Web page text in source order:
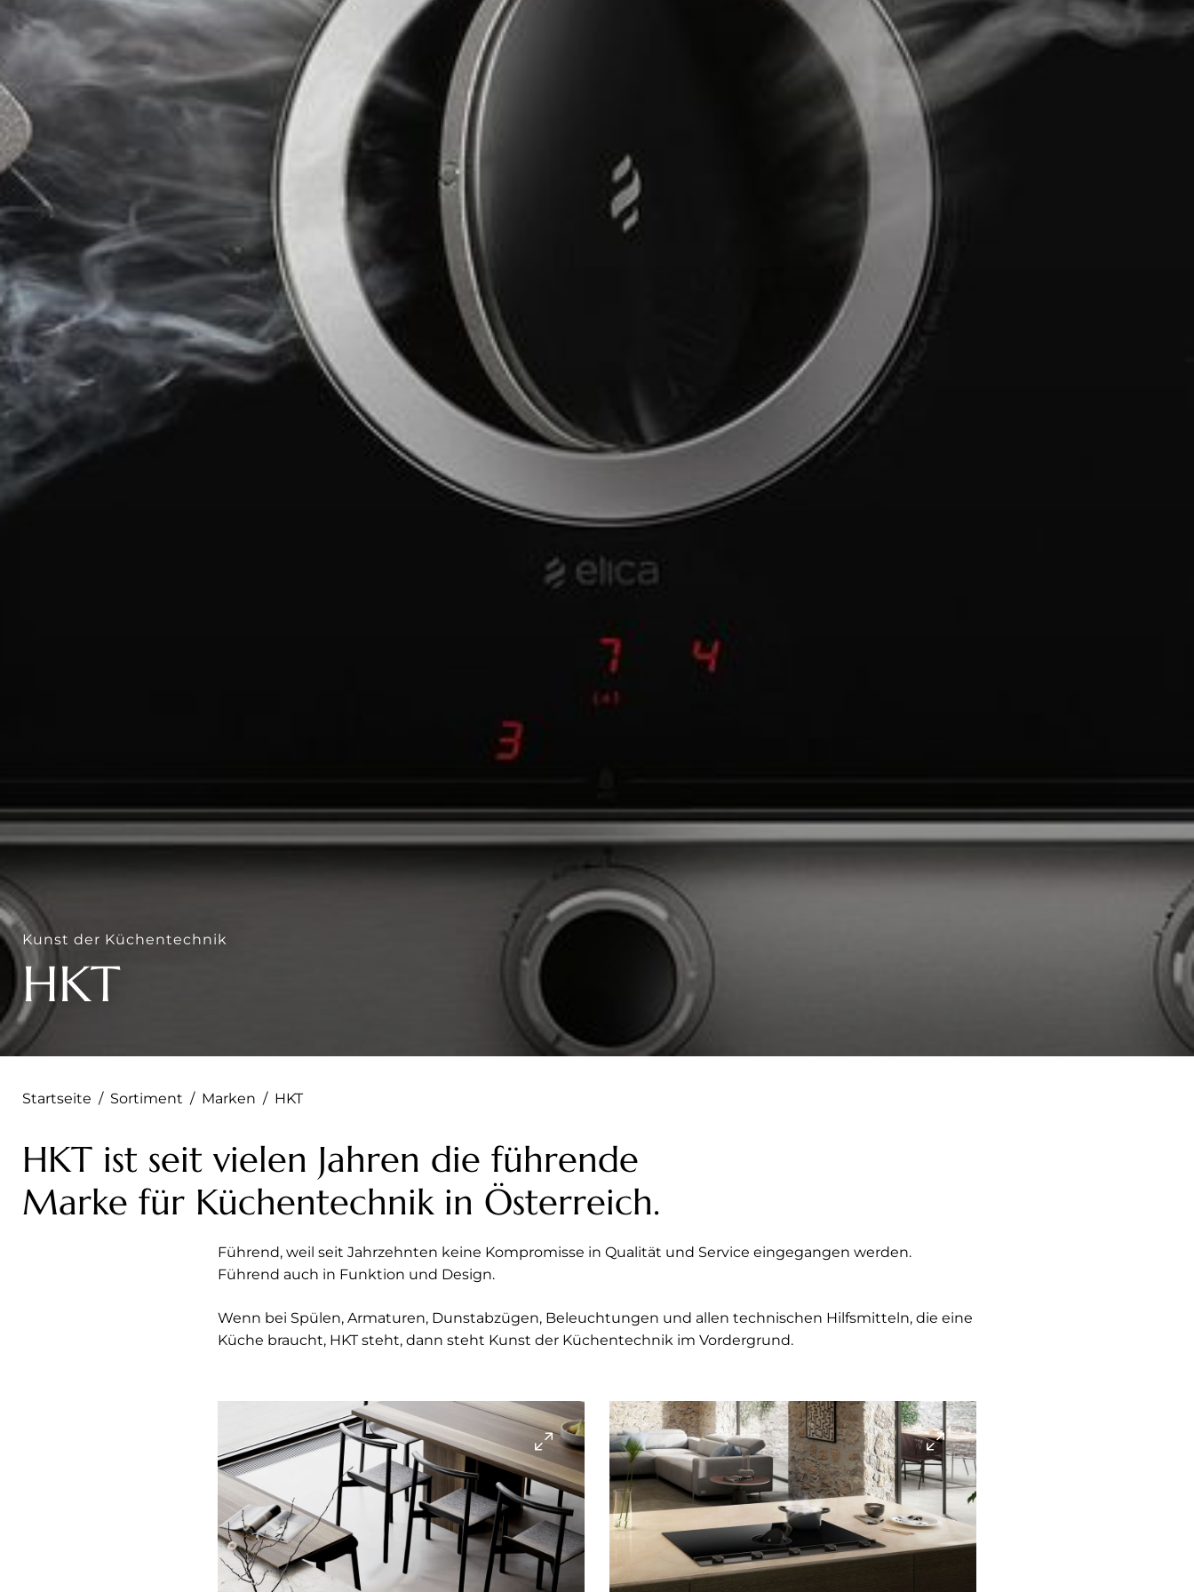
Kunst der Küchentechnik
HKT
Startseite / Sortiment / Marken / HKT
HKT ist seit vielen Jahren die führende
Marke für Küchentechnik in Österreich.
Führend, weil seit Jahrzehnten keine Kompromisse in Qualität und Service eingegangen werden.
Führend auch in Funktion und Design.
Wenn bei Spülen, Armaturen, Dunstabzügen, Beleuchtungen und allen technischen Hilfsmitteln, die eine
Küche braucht, HKT steht, dann steht Kunst der Küchentechnik im Vordergrund.